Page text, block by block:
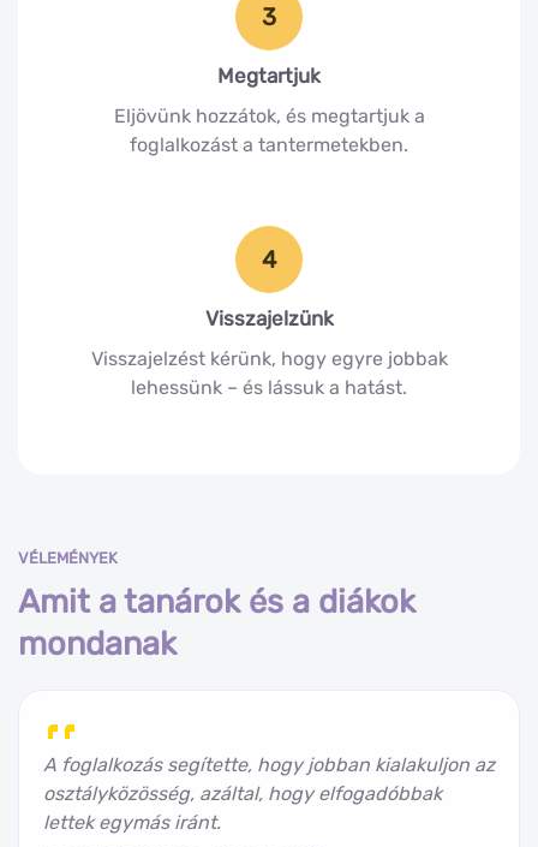
3
Megtartjuk
Eljövünk hozzátok, és megtartjuk a
foglalkozást a tantermetekben.
4
Visszajelzünk
Visszajelzést kérünk, hogy egyre jobbak
lehessünk – és lássuk a hatást.
VÉLEMÉNYEK
Amit a tanárok és a diákok
mondanak
A foglalkozás segítette, hogy jobban kialakuljon az
osztályközösség, azáltal, hogy elfogadóbbak
lettek egymás iránt.